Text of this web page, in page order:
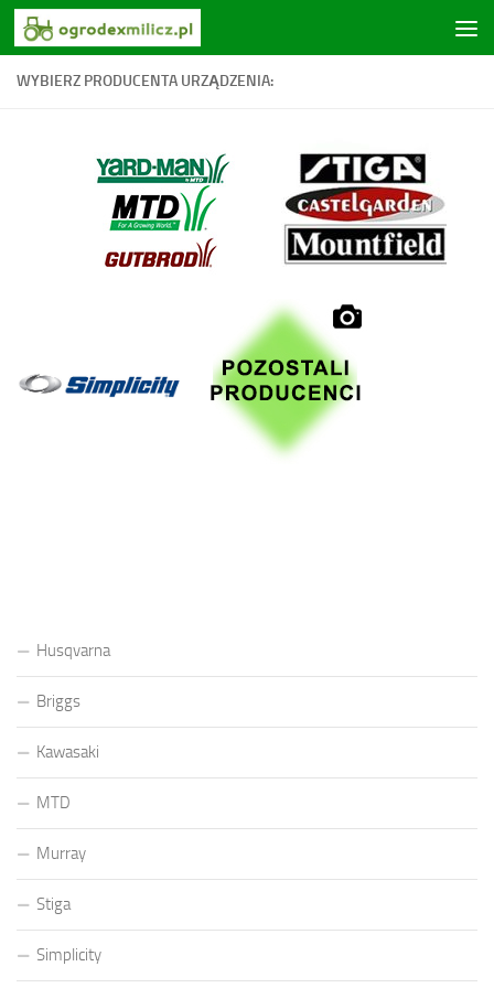
Skip to content
WYBIERZ PRODUCENTA URZĄDZENIA:
Husqvarna
Briggs
Kawasaki
MTD
Murray
Stiga
Simplicity